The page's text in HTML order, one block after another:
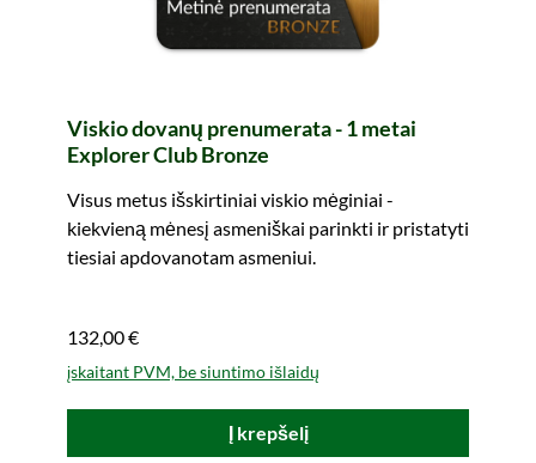
Viskio dovanų prenumerata - 1 metai
Explorer Club Bronze
Visus metus išskirtiniai viskio mėginiai -
kiekvieną mėnesį asmeniškai parinkti ir pristatyti
tiesiai apdovanotam asmeniui.
132,00 €
įskaitant PVM, be siuntimo išlaidų
Į krepšelį